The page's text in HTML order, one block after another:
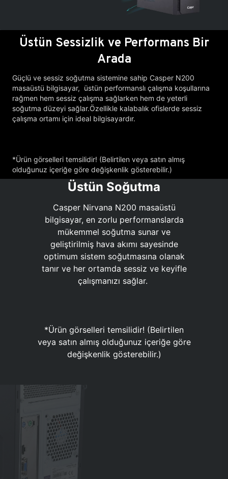
Üstün Sessizlik ve Performans Bir
Arada
Güçlü ve sessiz soğutma sistemine sahip Casper N200
masaüstü bilgisayar, üstün performanslı çalışma koşullarına
rağmen hem sessiz çalışma sağlarken hem de yeterli
soğutma düzeyi sağlar.Özellikle kalabalık ofislerde sessiz
çalışma ortamı için ideal bilgisayardır.
*Ürün görselleri temsilidir! (Belirtilen veya satın almış
olduğunuz içeriğe göre değişkenlik gösterebilir.)
Üstün Soğutma
Casper Nirvana N200 masaüstü
bilgisayar, en zorlu performanslarda
mükemmel soğutma sunar ve
geliştirilmiş hava akımı sayesinde
optimum sistem soğutmasına olanak
tanır ve her ortamda sessiz ve keyifle
çalışmanızı sağlar.
*Ürün görselleri temsilidir! (Belirtilen
veya satın almış olduğunuz içeriğe göre
değişkenlik gösterebilir.)